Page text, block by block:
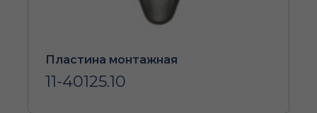
Пластина монтажная
11-40125.10